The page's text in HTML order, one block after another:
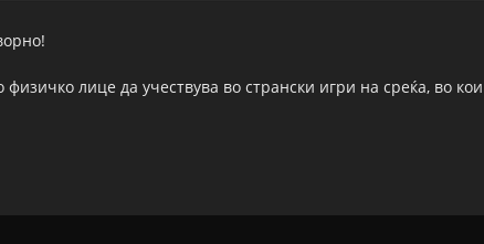
лице да учествува во странски игри на среќа, во кои